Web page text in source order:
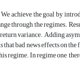
achieve the goal by
through the regimes.
variance. Adding
bad news effects on
regime. In regime one,